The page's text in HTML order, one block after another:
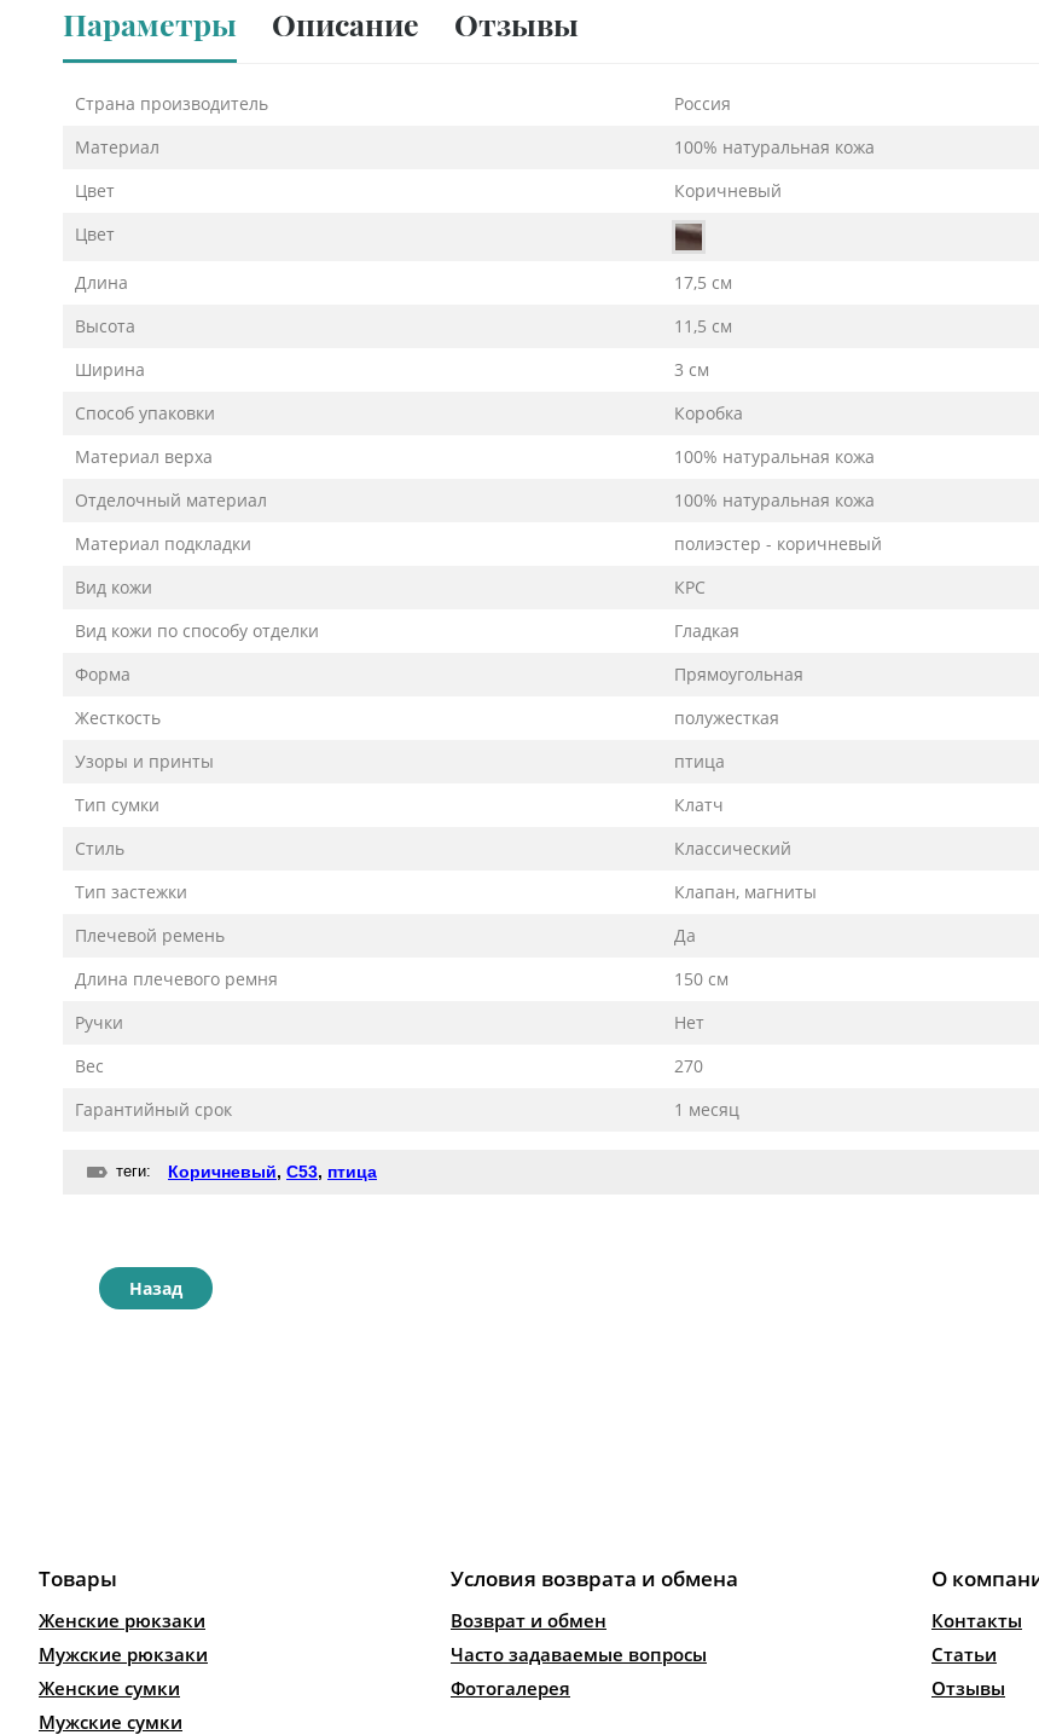
Параметры Описание Отзывы
Страна производитель
Россия
Материал
100% натуральная кожа
Цвет
Коричневый
Цвет
Длина
17,5 см
Высота
11,5 см
Ширина
3 см
Способ упаковки
Коробка
Материал верха
100% натуральная кожа
Отделочный материал
100% натуральная кожа
Материал подкладки
полиэстер - коричневый
Вид кожи
КРС
Вид кожи по способу отделки
Гладкая
Форма
Прямоугольная
Жесткость
полужесткая
Узоры и принты
птица
Тип сумки
Клатч
Стиль
Классический
Тип застежки
Клапан, магниты
Плечевой ремень
Да
Длина плечевого ремня
150 см
Ручки
Нет
Вес
270
Гарантийный срок
1 месяц
теги: Коричневый, С53, птица
Назад
Товары
Женские рюкзаки
Мужские рюкзаки
Женские сумки
Мужские сумки
Условия возврата и обмена
Возврат и обмен
Часто задаваемые вопросы
Фотогалерея
О
Контакты
Статьи
Отзывы